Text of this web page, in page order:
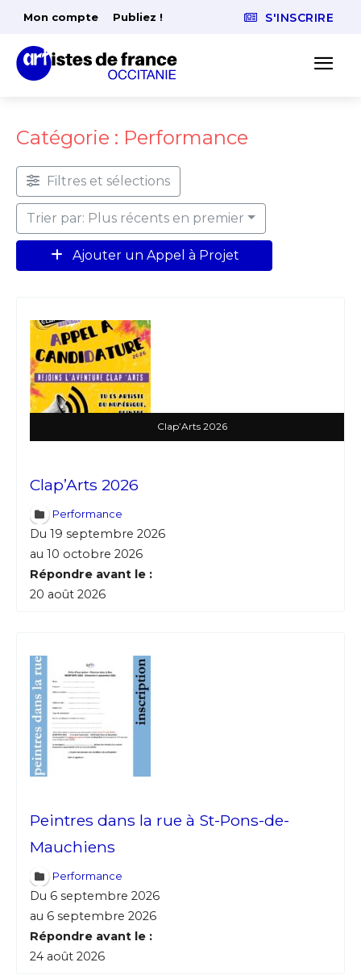
Adresse email*
Mon compte Publiez ! S'INSCRIRE
Catégorie : Performance
Filtres et sélections
Trier par: Plus récents en premier
Ajouter un Appel à Projet
Clap’Arts 2026
Clap’Arts 2026
Performance
Du 19 septembre 2026
au 10 octobre 2026
Répondre avant le :
20 août 2026
Peintres dans la rue à St-Pons-de-
Mauchiens
Performance
Du 6 septembre 2026
au 6 septembre 2026
Répondre avant le :
24 août 2026